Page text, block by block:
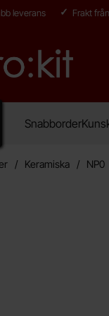
leverans Frakt
för Electro:kit
Snabborder
Keramiska NP0